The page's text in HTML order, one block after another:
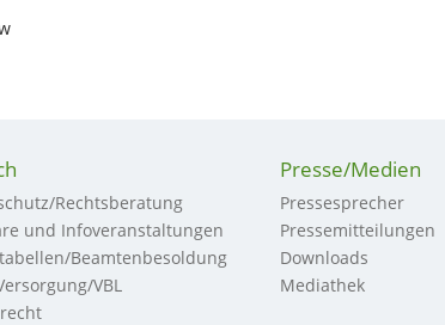
Rechtsberatung
und Infoveranstaltungen
Beamtenbesoldung
VBL
Presse/Medien
Pressesprecher
Pressemitteilungen
Downloads
Mediathek